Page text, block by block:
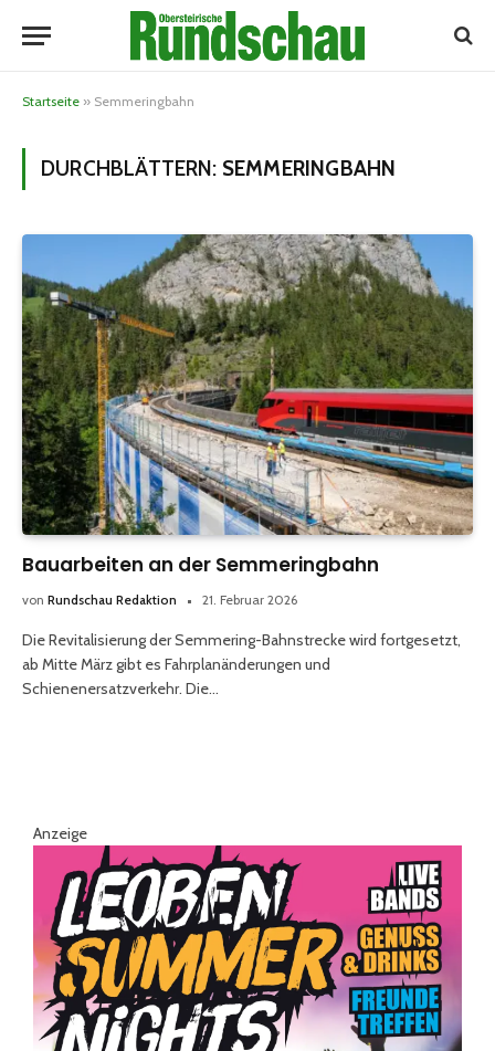
Startseite » Semmeringbahn
DURCHBLÄTTERN: SEMMERINGBAHN
Bauarbeiten an der Semmeringbahn
von Rundschau Redaktion 21. Februar 2026
Die Revitalisierung der Semmering-Bahnstrecke wird fortgesetzt,
ab Mitte März gibt es Fahrplanänderungen und
Schienenersatzverkehr. Die…
Anzeige